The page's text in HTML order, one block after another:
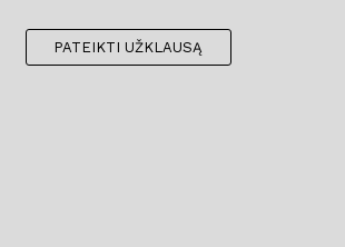
PATEIKTI UŽKLAUSĄ